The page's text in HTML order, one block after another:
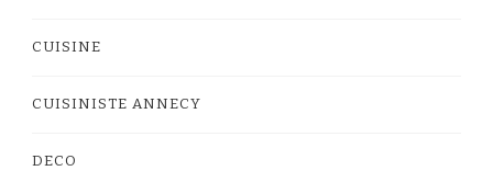
CUISINE
CUISINISTE ANNECY
DECO